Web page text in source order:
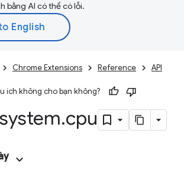
bằng AI có thể có lỗi.
Chrome Extensions Reference API
ích không cho bạn không?
system.cpu